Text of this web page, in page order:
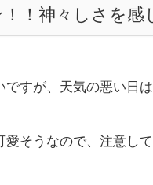
！神々しさを感
すが、天気の悪い日
そうなので、注意し